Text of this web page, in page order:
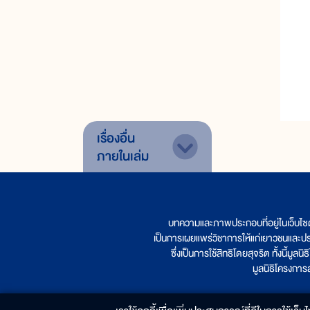
เรื่องอื่น
ภายในเล่ม
บทความและภาพประกอบที่อยู่ในเว็บ
เป็นการเผยแพร่วิชาการให้แก่เยาวชนแล
ซึ่งเป็นการใช้สิทธิโดยสุจริต ทั้งนี้มูลนิ
มูลนิธิโครงกา